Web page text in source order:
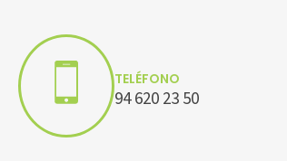
TELÉFONO
94 620 23 50